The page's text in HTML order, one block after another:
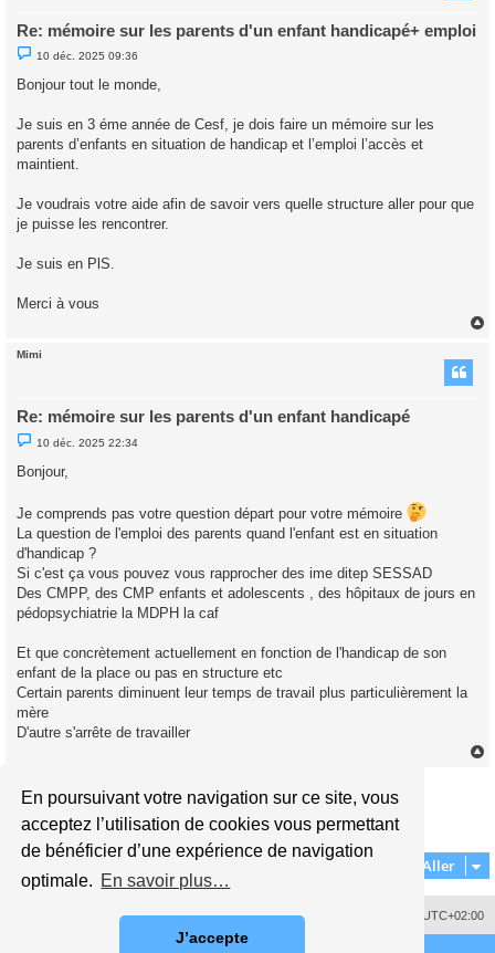
En poursuivant votre navigation sur ce site, vous
acceptez l’utilisation de cookies vous permettant
de bénéficier d’une expérience de navigation
optimale. En savoir plus…
J’accepte
Re: mémoire sur les parents d'un enfant handicapé+ emploi
M
e
s
e
n
o
n
10 déc. 2025 09:36
Bonjour tout le monde,
Je suis en 3 éme année de Cesf, je dois faire un mémoire sur les
parents d’enfants en situation de handicap et l’emploi l’accès et
maintient.
Je voudrais votre aide afin de savoir vers quelle structure aller pour que
je puisse les rencontrer.
Je suis en PlS.
Merci à vous
Mimi
Re: mémoire sur les parents d'un enfant handicapé
M
e
s
e
n
n
10 déc. 2025 22:34
Bonjour,
Je comprends pas votre question départ pour votre mémoire
La question de l'emploi des parents quand l'enfant est en situation
d'handicap ?
Si c'est ça vous pouvez vous rapprocher des ime ditep SESSAD
Des CMPP, des CMP enfants et adolescents , des hôpitaux de jours en
pédopsychiatrie la MDPH la caf
Et que concrètement actuellement en fonction de l'handicap de son
enfant de la place ou pas en structure etc
Certain parents diminuent leur temps de travail plus particulièrement la
mère
D'autre s'arrête de travailler
48 messages Précédent
1 2 3 4 5
Aller
UTC+02:00
Supprimer les cookies